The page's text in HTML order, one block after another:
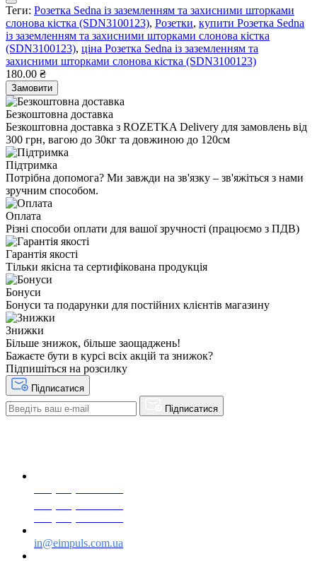
Теги: Розетка Sedna із заземленням та захисними шторками
слонова кістка (SDN3100123), Розетки, купити Розетка Sedna
із заземленням та захисними шторками слонова кістка
(SDN3100123), ціна Розетка Sedna із заземленням та
захисними шторками слонова кістка (SDN3100123)
180.00 ₴
Замовити
Безкоштовна доставка
Безкоштовна доставка з ROZETKA Delivery для замовлень від
300 грн, вагою до 30кг та довжиною до 120см
Підтримка
Потрібна допомога? Ми завжди на зв'язку – зв'яжіться з нами
зручним способом.
Оплата
Різні способи оплати для вашої зручності (працюємо з ПДВ)
Гарантія якості
Тільки якісна та сертифікована продукція
Бонуси
Бонуси та подарунки для постійних клієнтів магазину
Знижки
Більше знижок, більше заощаджень!
Бажаєте бути в курсі всіх акцій та знижок?
Підпишіться на розсилку
Підписатися
Підписатися
in@eimpuls.com.ua